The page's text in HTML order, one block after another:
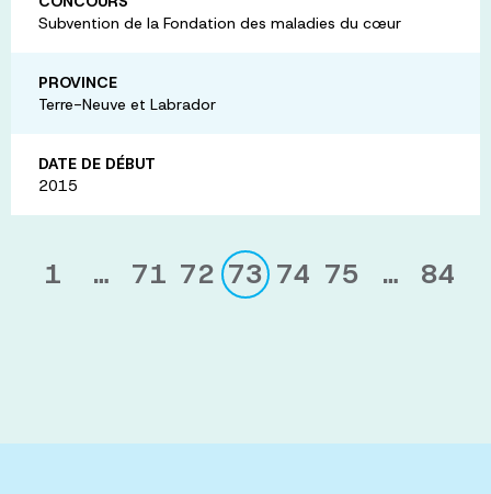
Subvention de la Fondation des maladies du cœur
PROVINCE
Terre-Neuve et Labrador
DATE DE DÉBUT
2015
1 … 71 72 73 74 75 … 84